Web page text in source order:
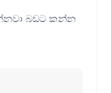
බඩට කන්න